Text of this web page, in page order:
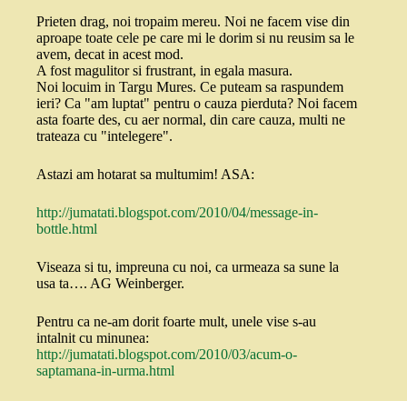
Prieten drag, noi tropaim mereu. Noi ne facem vise din
aproape toate cele pe care mi le dorim si nu reusim sa le
avem, decat in acest mod.
A fost magulitor si frustrant, in egala masura.
Noi locuim in Targu Mures. Ce puteam sa raspundem
ieri? Ca "am luptat" pentru o cauza pierduta? Noi facem
asta foarte des, cu aer normal, din care cauza, multi ne
trateaza cu "intelegere".
Astazi am hotarat sa multumim! ASA:
http://jumatati.blogspot.com/2010/04/message-in-
bottle.html
Viseaza si tu, impreuna cu noi, ca urmeaza sa sune la
usa ta…. AG Weinberger.
Pentru ca ne-am dorit foarte mult, unele vise s-au
intalnit cu minunea:
http://jumatati.blogspot.com/2010/03/acum-o-
saptamana-in-urma.html